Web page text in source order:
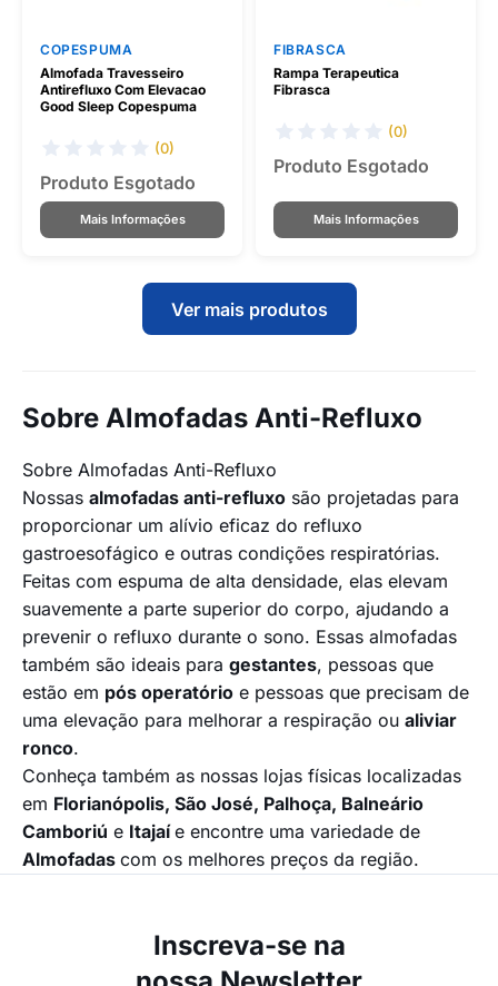
COPESPUMA
Almofada Travesseiro
Antirefluxo Com Elevacao
Good Sleep Copespuma
(0)
Produto Esgotado
Mais Informações
FIBRASCA
Rampa Terapeutica
Fibrasca
(0)
Produto Esgotado
Mais Informações
Ver mais produtos
Sobre Almofadas Anti-Refluxo
Sobre Almofadas Anti-Refluxo
Nossas almofadas anti-refluxo são projetadas para
proporcionar um alívio eficaz do refluxo
gastroesofágico e outras condições respiratórias.
Feitas com espuma de alta densidade, elas elevam
suavemente a parte superior do corpo, ajudando a
prevenir o refluxo durante o sono. Essas almofadas
também são ideais para gestantes, pessoas que
estão em pós operatório e pessoas que precisam de
uma elevação para melhorar a respiração ou aliviar
ronco.
Conheça também as nossas lojas físicas localizadas
em Florianópolis, São José, Palhoça, Balneário
Camboriú e Itajaíe encontre uma variedade de
Almofadas com os melhores preços da região.
Inscreva-se na